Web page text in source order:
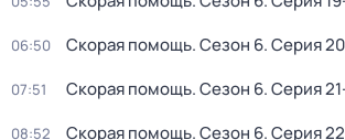
06:50 Скорая помощь. Сезон 6. Серия
07:51 Скорая помощь. Сезон 6. Серия
08:52 Скорая помощь. Сезон 6. Серия